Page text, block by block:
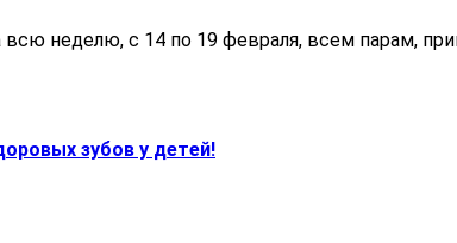
всю неделю, с 14 по 19 февраля, всем парам,
зубов у детей!